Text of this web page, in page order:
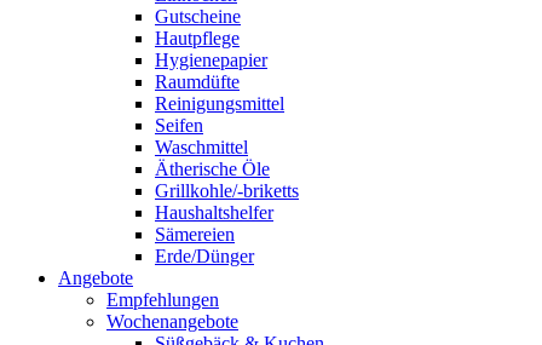
Gutscheine
Hautpflege
Hygienepapier
Raumdüfte
Reinigungsmittel
Seifen
Waschmittel
Ätherische Öle
Grillkohle/-briketts
Haushaltshelfer
Sämereien
Erde/Dünger
Angebote
Empfehlungen
Wochenangebote